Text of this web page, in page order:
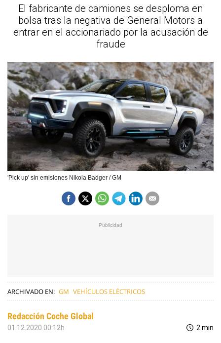
El fabricante de camiones se desploma en
bolsa tras la negativa de General Motors a
entrar en el accionariado por la acusación de
fraude
'Pick up' sin emisiones Nikola Badger / GM
ARCHIVADO EN: GM VEHÍCULOS ELÉCTRICOS
Redacción Coche Global
01.12.2020 00:12h 2 min